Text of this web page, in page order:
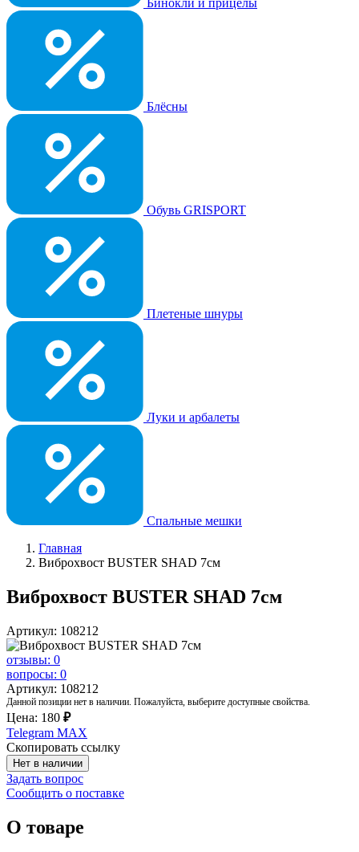
Бинокли и прицелы
Блёсны
Обувь GRISPORT
Плетеные шнуры
Луки и арбалеты
Спальные мешки
Главная
Виброхвост BUSTER SHAD 7см
Виброхвост BUSTER SHAD 7см
Артикул: 108212
отзывы: 0
вопросы: 0
Артикул: 108212
Данной позиции нет в наличии. Пожалуйста, выберите доступные свойства.
Цена: 180 ₽
Telegram MAX
Скопировать ссылку
Нет в наличии
Задать вопрос
Сообщить о поставке
О товаре